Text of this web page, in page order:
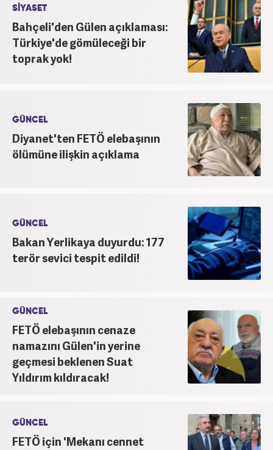
yapmaktadır.
SİYASET
Bahçeli'den Gülen açıklaması:
Türkiye'de gömüleceği bir
toprak yok!
GÜNCEL
Diyanet'ten FETÖ elebaşının
ölümüne ilişkin açıklama
GÜNCEL
Bakan Yerlikaya duyurdu: 177
terör sevici tespit edildi!
GÜNCEL
FETÖ elebaşının cenaze
namazını Gülen'in yerine
geçmesi beklenen Suat
Yıldırım kıldıracak!
GÜNCEL
FETÖ için 'Mekanı cennet